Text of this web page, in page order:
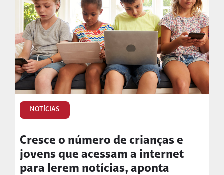
NOTÍCIAS
Cresce o número de crianças e
jovens que acessam a internet
para lerem notícias, aponta